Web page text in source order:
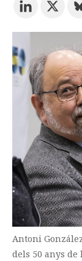
Antoni
dels 50 anys